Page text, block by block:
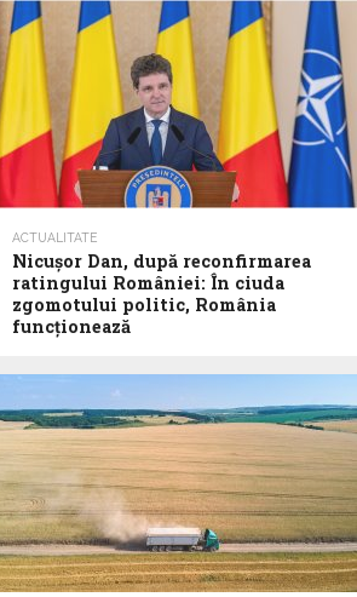
ACTUALITATE
Nicuşor Dan, după reconfirmarea
ratingului României: În ciuda
zgomotului politic, România
funcţionează